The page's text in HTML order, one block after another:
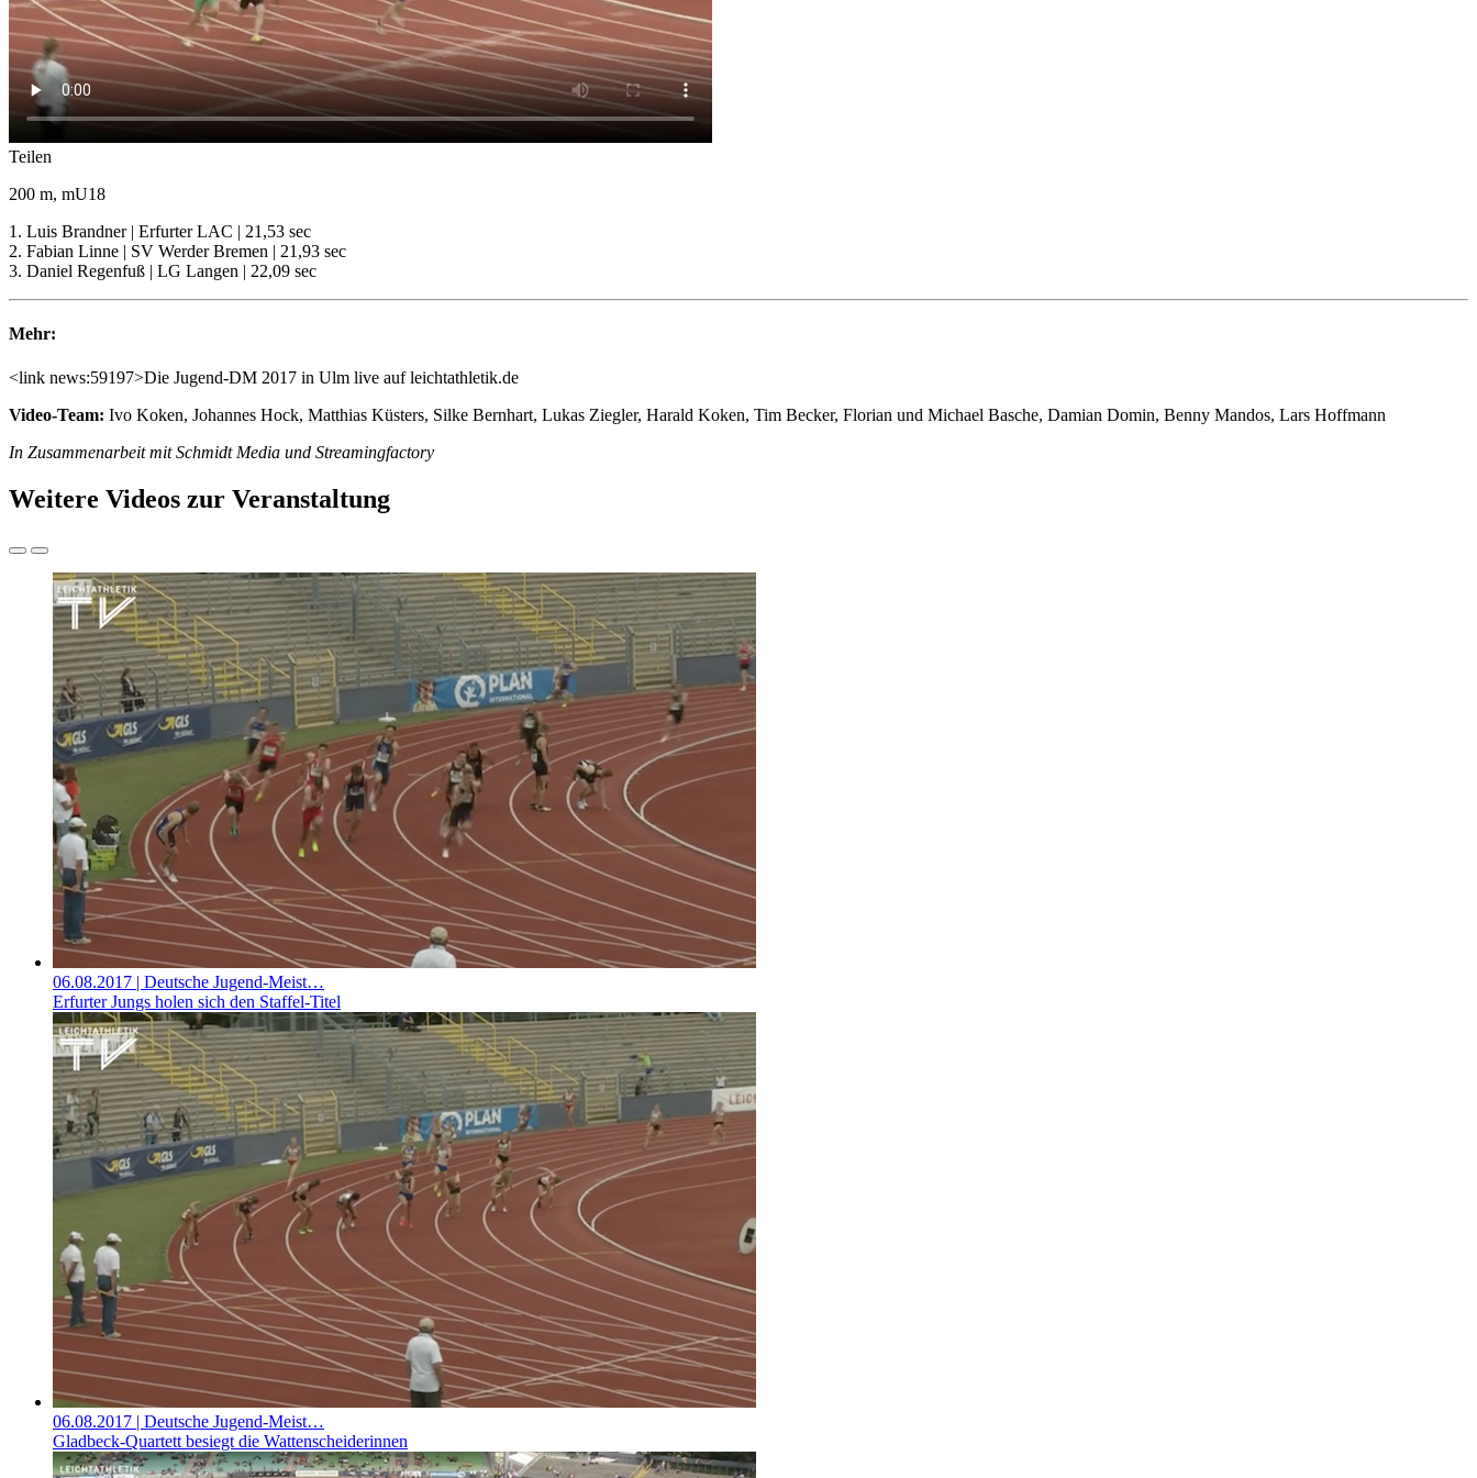
Teilen
200 m, mU18
1. Luis Brandner | Erfurter LAC | 21,53 sec
2. Fabian Linne | SV Werder Bremen | 21,93 sec
3. Daniel Regenfuß | LG Langen | 22,09 sec
Mehr:
<link news:59197>Die Jugend-DM 2017 in Ulm live auf leichtathletik.de
Video-Team: Ivo Koken, Johannes Hock, Matthias Küsters, Silke Bernhart, Lukas Ziegler, Harald Koken, Tim Becker, Florian und Michael Basche, Damian Domin, Benny Mandos, Lars Hoffmann
In Zusammenarbeit mit Schmidt Media und Streamingfactory
Weitere Videos zur Veranstaltung
06.08.2017 | Deutsche Jugend-Meist…
Erfurter Jungs holen sich den Staffel-Titel
06.08.2017 | Deutsche Jugend-Meist…
Gladbeck-Quartett besiegt die Wattenscheiderinnen